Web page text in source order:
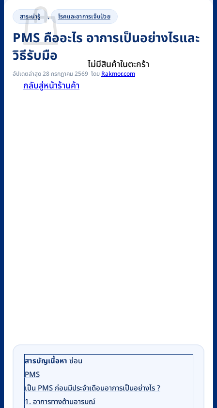
ไม่มีสินค้าในตะกร้า
กลับสู่หน้าร้านค้า
สาระน่ารู้ , โรคและอาการเจ็บป่วย
PMS คืออะไร อาการเป็นอย่างไรและ
วิธีรับมือ
อัปเดตล่าสุด 28 กรกฎาคม 2569 Rakmor.com
สารบัญเนื้อหา ซ่อน
PMS
เป็น PMS ก่อนมีประจำเดือนอาการเป็นอย่างไร ?
1. อาการทางด้านอารมณ์